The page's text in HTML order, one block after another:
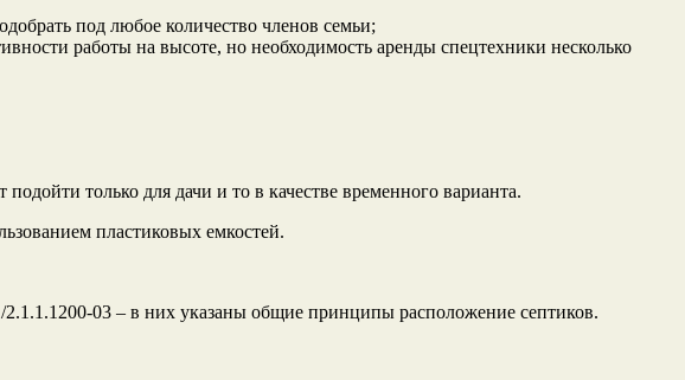
под любое количество членов семьи;
работы на высоте, но необходимость аренды спецтехники несколько
только для дачи и то в качестве временного варианта.
пластиковых емкостей.
03 – в них указаны общие принципы расположение септиков.